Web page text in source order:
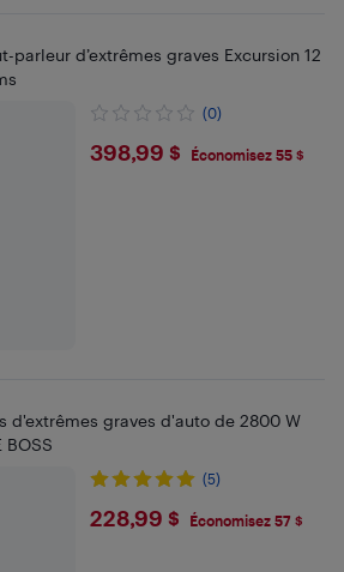
parleur d’extrêmes graves Excursion 12
(0)
$398.99
398,99 $ Économisez 55 $
d'extrêmes graves d'auto de 2800 W
BOSS
(5)
$228.99
228,99 $ Économisez 57 $